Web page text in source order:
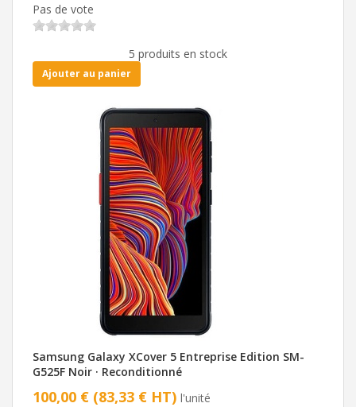
Pas de vote
5 produits en stock
Ajouter au panier
Samsung Galaxy XCover 5 Entreprise Edition SM-
G525F Noir · Reconditionné
100,00 € (83,33 € HT) l'unité